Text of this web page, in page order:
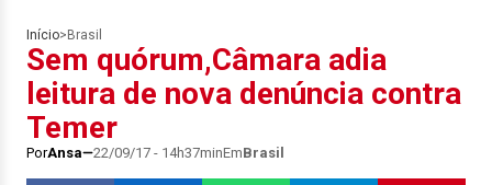
Início> Brasil
Sem quórum,Câmara adia
leitura de nova denúncia contra
Temer
PorAnsa 22/09/17 - 14h37minEmBrasil